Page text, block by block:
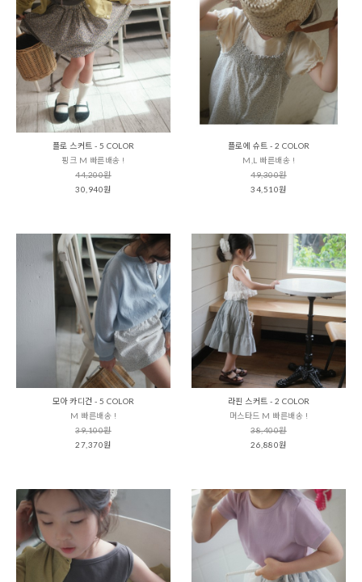
플로 스커트 - 5 COLOR
핑크 M 빠른배송 !
44,200원
30,940원
플로에 슈트 - 2 COLOR
M,L 빠른배송 !
49,300원
34,510원
모아 카디건 - 5 COLOR
M 빠른배송 !
39,100원
27,370원
라핀 스커트 - 2 COLOR
머스타드 M 빠른배송 !
38,400원
26,880원